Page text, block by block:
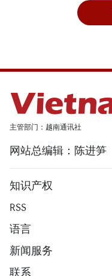
主管部门：越南通讯社
网站总编辑：陈进笋
知识产权
RSS
语言
新闻服务
联系